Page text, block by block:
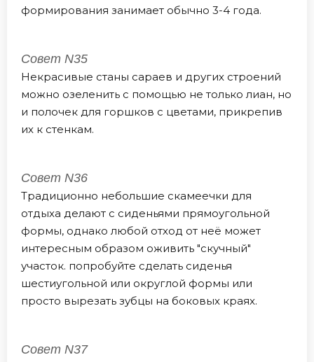
формирования занимает обычно 3-4 года.
Совет N35
Некрасивые станы сараев и других строений
можно озеленить с помощью не только лиан, но
и полочек для горшков с цветами, прикрепив
их к стенкам.
Совет N36
Традиционно небольшие скамеечки для
отдыха делают с сиденьями прямоугольной
формы, однако любой отход от неё может
интересным образом оживить "скучный"
участок. попробуйте сделать сиденья
шестиугольной или округлой формы или
просто вырезать зубцы на боковых краях.
Совет N37